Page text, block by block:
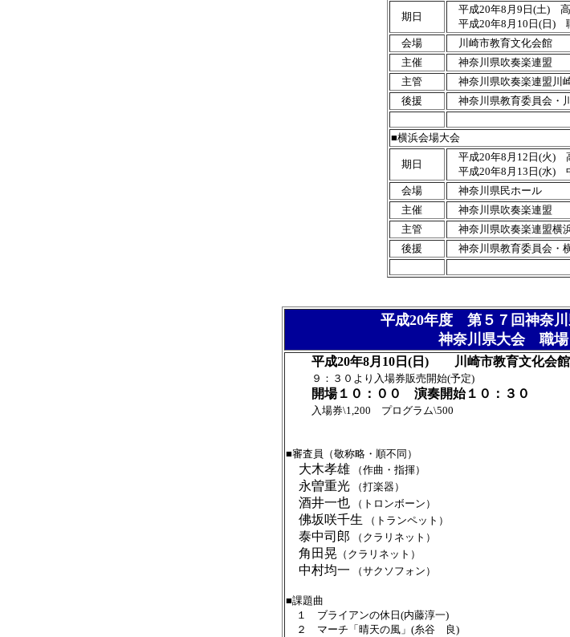
期日
平成20年8月9日(土) 高
平成20年8月10日(日)
会場
川崎市教育文化会館
主催
神奈川県吹奏楽連盟
主管
神奈川県吹奏楽連盟川
後援
神奈川県教育委員会・
■横浜会場大会
期日
平成20年8月12日(火)
平成20年8月13日(水)
会場
神奈川県民ホール
主催
神奈川県吹奏楽連盟
主管
神奈川県吹奏楽連盟横
後援
神奈川県教育委員会・
平成20年度 第５７回神奈
神奈川県大会 職場
平成20年8月10日(日) 川崎市教育文化会館
９：３０より入場券販売開始(予定)
開場１０：００ 演奏開始１０：３０
入場券\1,200 プログラム\500
■審査員（敬称略・順不同）
大木孝雄 （作曲・指揮）
永曽重光 （打楽器）
酒井一也 （トロンボーン）
佛坂咲千生 （トランペット）
泰中司郎 （クラリネット）
角田晃 （クラリネット）
中村均一 （サクソフォン）
■課題曲
１ ブライアンの休日(内藤淳一)
２ マーチ「晴天の風」(糸谷 良)